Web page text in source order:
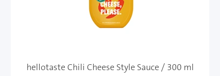
hellotaste Chili Cheese Style Sauce / 300 ml